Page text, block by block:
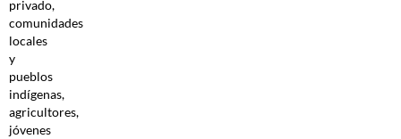
privado,
comunidades
locales
y
pueblos
indígenas,
agricultores,
jóvenes